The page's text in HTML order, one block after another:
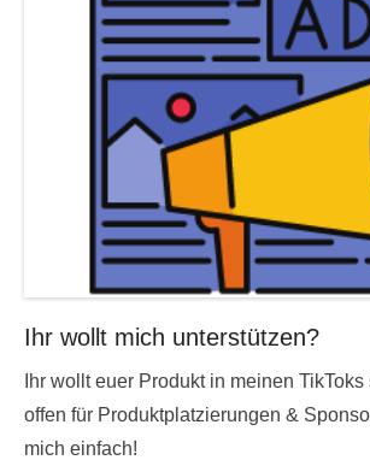
Ihr wollt mich unterstützen?
Ihr wollt euer Produkt in meinen
offen für Produktplatzierungen &
mich einfach!